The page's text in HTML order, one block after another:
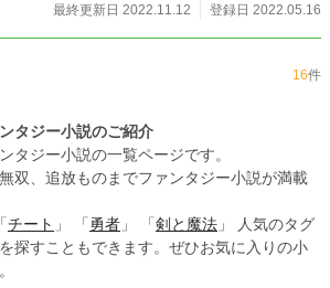
最終更新日 2022.11.12
登録日 2022.05.16
16件
タジー小説のご紹介
タジー小説の一覧ページです。
双、追放ものまでファンタジー小説が満載
チート 」 「 勇者 」 「 剣と魔法 」 人気のタグ
探すこともできます。ぜひお気に入りの小